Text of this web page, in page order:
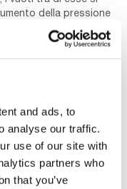
and ads, to
analyse our traffic.
use of our site with
partners who
that you’ve
della pressione
l’aumento della dP è
può portare a
non programmati e
la fine della
spesa da